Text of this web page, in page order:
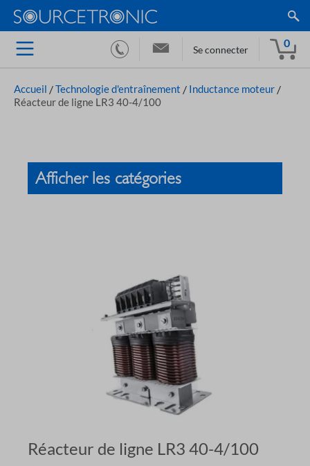
Se connecter
0
Accueil /Technologie d'entraînement / Inductance moteur /
Réacteur de ligne LR3 40-4/100
Afficher les catégories
Réacteur de ligne LR3 40-4/100